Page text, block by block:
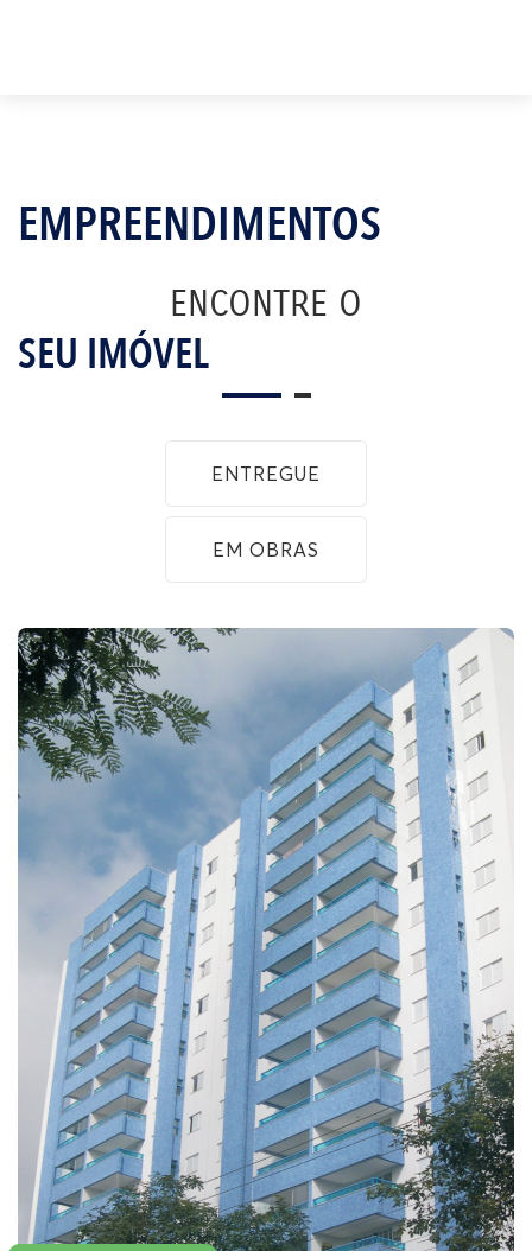
EMPREENDIMENTOS
ENCONTRE O
SEU IMÓVEL
ENTREGUE
EM OBRAS